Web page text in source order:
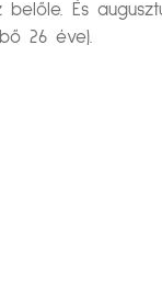
belőle. És
26 éve).